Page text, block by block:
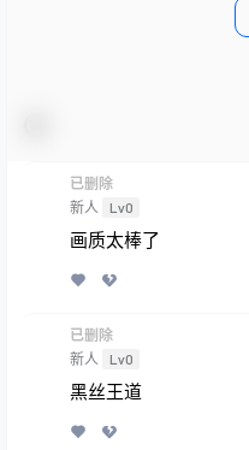
已删除
新人 Lv0
画质太棒了
已删除
新人 Lv0
黑丝王道